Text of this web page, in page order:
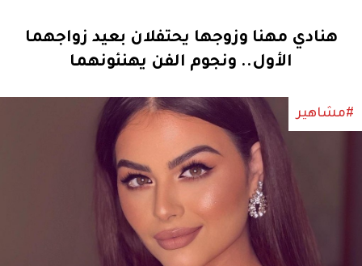
هنادي مهنا وزوجها يحتفلان بعيد زواجهما
الأول.. ونجوم الفن يهنئونهما
#مشاهير